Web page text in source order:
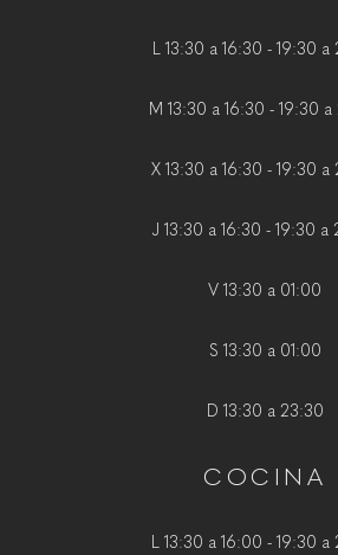
L 13:30 a 16:30 - 19:30 a
M 13:30 a 16:30 - 19:30
X 13:30 a 16:30 - 19:30 a
J 13:30 a 16:30 - 19:30 a
V 13:30 a 01:00
S 13:30 a 01:00
D 13:30 a 23:30
COCINA
L 13:30 a 16:00 - 19:30 a